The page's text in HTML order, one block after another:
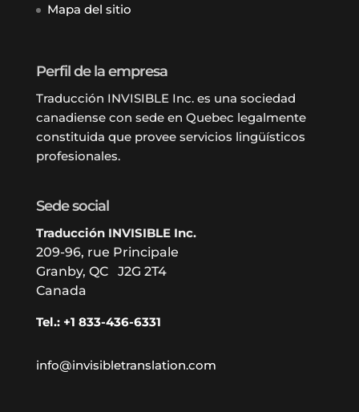
Mapa del sitio
Perfil de la empresa
Traducción INVISIBLE Inc. es una sociedad
canadiense con sede en Quebec legalmente
constituida que provee servicios lingüísticos
profesionales.
Sede social
Traducción INVISIBLE Inc.
209-96, rue Principale
Granby, QC J2G 2T4
Canada
Tel.: +1 833-436-6331
info@invisibletranslation.com